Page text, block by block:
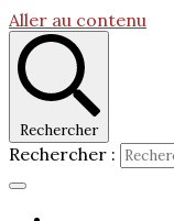
Aller au contenu
Rechercher
Rechercher :